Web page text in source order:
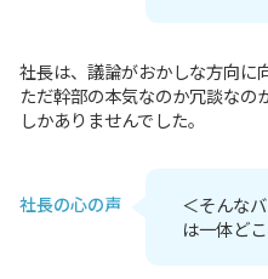
社長は、議論がおかしな方向に
ただ幹部の本気なのか冗談なの
しかありませんでした。
社長の心の声
＜そんな
は一体ど